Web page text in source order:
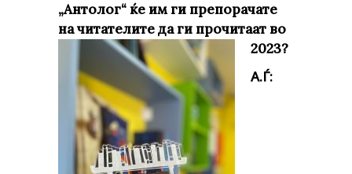
„Антолог“ ќе им ги препорачате
на читателите да ги прочитаат во
2023?
А.Ѓ: